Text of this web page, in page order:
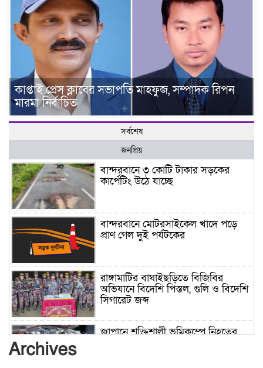
কাপ্তাই প্রেস ক্লাবের সভাপতি মাহফুজ, সম্পাদক রিপন
মারমা নির্বাচিত
সর্বশেষ
জনপ্রিয়
বান্দরবানে ৩ কোটি টাকার সড়কের
কার্পেটিং উঠে যাচ্ছে
বান্দরবানে মোটরসাইকেল খাদে পড়ে
প্রাণ গেল দুই পর্যটকের
রাঙ্গামাটির বাঘাইছড়িতে বিজিবির
অভিযানে বিদেশি পিস্তল, গুলি ও বিদেশি
সিগারেট জব্দ
জাপানে শক্তিশালী ভূমিকম্পে নিহতের
Archives